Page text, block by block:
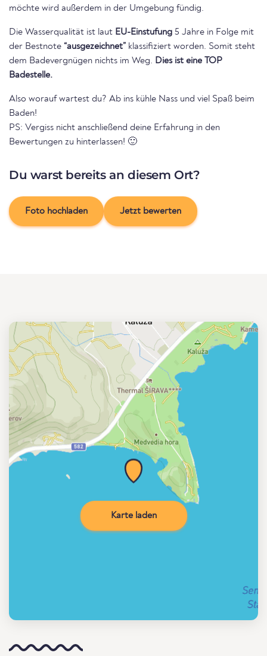
möchte wird außerdem in der Umgebung fündig.
Die Wasserqualität ist laut EU-Einstufung 5 Jahre in Folge mit
der Bestnote “ausgezeichnet”
dem Badevergnügen nichts im Weg. Dies ist eine TOP
Badestelle.
Also worauf wartest du? Ab ins kühle Nass und viel Spaß beim
Baden!
PS: Vergiss nicht anschließend deine Erfahrung in den
Bewertungen zu hinterlassen! 🙂
Du warst bereits an diesem Ort?
Foto hochladen Jetzt bewerten
Karte laden